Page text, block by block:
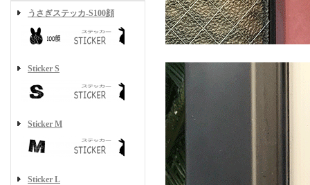
うさぎステッカ-S100顔
Sticker S
Sticker M
Sticker L